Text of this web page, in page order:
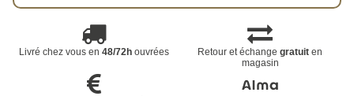
Livré chez vous en 48/72houvrées Retour et échangegratuit en
magasin